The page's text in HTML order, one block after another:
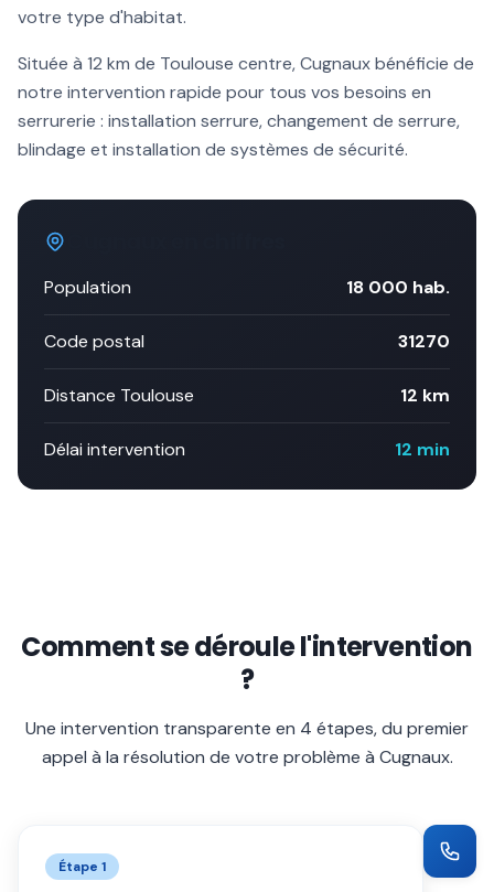
votre type d'habitat.
Située à 12 km de Toulouse centre,Cugnauxbénéficie de
notre intervention rapide pour tous vos besoins en
serrurerie : installation serrure, changement de serrure,
blindage et installation de systèmes de sécurité.
Population 18 000 hab.
Code postal 31270
Distance Toulouse 12 km
Délai intervention 12 min
Comment se déroule l'intervention
?
Une intervention transparente en 4 étapes, du premier
appel à la résolution de votre problème à Cugnaux.
Étape 1